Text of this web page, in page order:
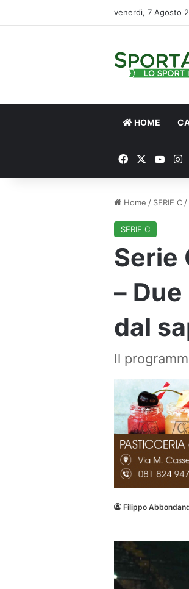
venerdì, 7 Agosto
HOME
FacebookYou
Home / SERIE C /
SERIE C
Serie
–
dal
Il
Filippo